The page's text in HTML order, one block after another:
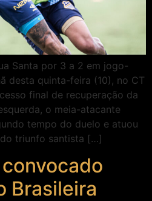
Santa por 3 a 2 em jogo-
desta quinta-feira (10), no CT
final de recuperação da
o meia-atacante
tempo do duelo e atuou
triunfo santista […]
Brasileira